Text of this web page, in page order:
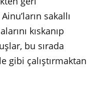
sakallı
kıskanıp
bu sırada
gibi çalıştırmaktan